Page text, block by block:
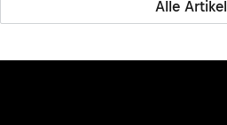
Alle Artikel